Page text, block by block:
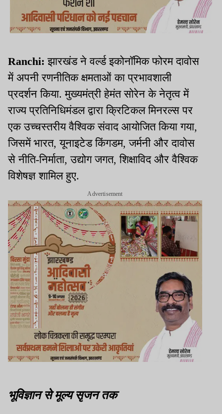
Ranchi: झारखंड ने वर्ल्ड इकोनॉमिक फोरम दावोस
में अपनी रणनीतिक क्षमताओं का प्रभावशाली
प्रदर्शन किया. मुख्यमंत्री हेमंत सोरेन के नेतृत्व में
राज्य प्रतिनिधिमंडल द्वारा क्रिटिकल मिनरल्स पर
एक उच्चस्तरीय वैश्विक संवाद आयोजित किया गया,
जिसमें भारत, यूनाइटेड किंगडम, जर्मनी और दावोस
से नीति-निर्माता, उद्योग जगत, शिक्षाविद और वैश्विक
विशेषज्ञ शामिल हुए.
Advertisement
भूविज्ञान से मूल्य सृजन तक